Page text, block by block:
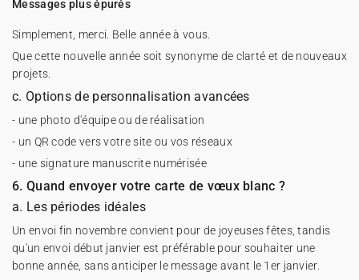
Messages plus épurés
Simplement, merci. Belle année à vous.
Que cette nouvelle année soit synonyme de clarté et de nouveaux
projets.
c. Options de personnalisation avancées
- une photo d'équipe ou de réalisation
- un QR code vers votre site ou vos réseaux
- une signature manuscrite numérisée
6. Quand envoyer votre carte de vœux blanc ?
a. Les périodes idéales
Un envoi fin novembre convient pour de joyeuses fêtes, tandis
qu'un envoi début janvier est préférable pour souhaiter une
bonne année, sans anticiper le message avant le 1er janvier.